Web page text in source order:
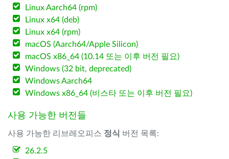
Linux Aarch64 (rpm)
Linux x64 (deb)
Linux x64 (rpm)
macOS (Aarch64/Apple Silicon)
macOS x86_64 (10.14 또는 이후 버전 필요)
Windows (32 bit, deprecated)
Windows Aarch64
Windows x86_64 (비스타 또는 이후 버전 필요)
사용 가능한 버전들
사용 가능한 리브레오피스 정식 버전 목록:
26.2.5